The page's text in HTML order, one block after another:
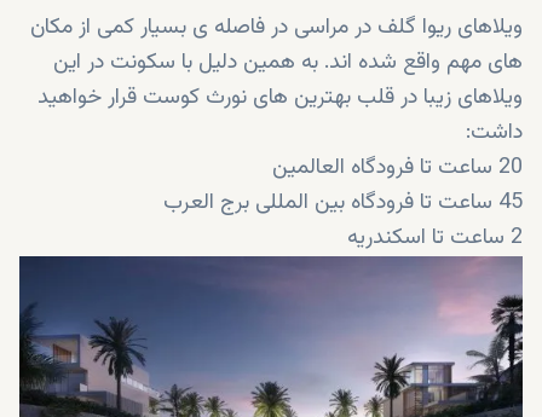
ویلاهای ریوا گلف در مراسی در فاصله ی بسیار کمی از مکان
های مهم واقع شده اند. به همین دلیل با سکونت در این
ویلاهای زیبا در قلب بهترین های نورث کوست قرار خواهید
داشت:
20 ساعت تا فرودگاه العالمین
45 ساعت تا فرودگاه بین المللی برج العرب
2 ساعت تا اسکندریه